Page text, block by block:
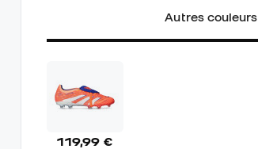
Autres couleurs
119,99 €